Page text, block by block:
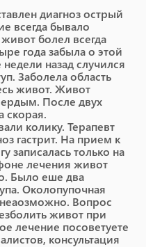
диагноз острый
всегда бывало
болел всегда
года забыла о этой
назад случился
Заболела область
живот. Живот
После двух
скорая.
колику. Терапевт
гастрит. На прием к
записалась только на
лечения живот
Было еше два
Околопупочная
Вопрос
живот при
лечение посоветуете
консультация